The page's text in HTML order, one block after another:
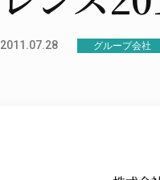
2011.07.28 グループ会社